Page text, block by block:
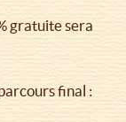
gratuite sera
final :